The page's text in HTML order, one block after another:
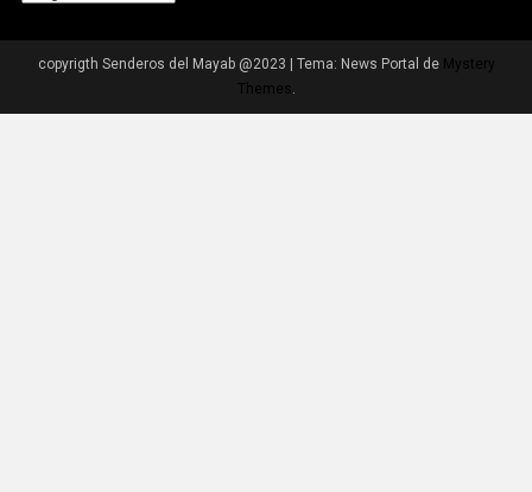
copyrigth Senderos del Mayab @2023 Tema: News Portal de Mystery
Themes .